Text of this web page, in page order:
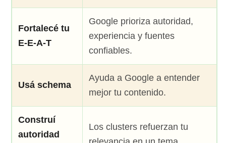
Fortalecé tu
E-E-A-T
Google prioriza autoridad,
experiencia y fuentes
confiables.
Usá schema
Ayuda a Google a entender
mejor tu contenido.
Construí
autoridad
Los clusters refuerzan tu